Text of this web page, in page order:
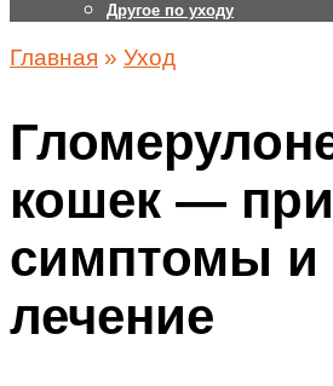
Другое по уходу
Главная » Уход
кошек —
симптомы и
лечение